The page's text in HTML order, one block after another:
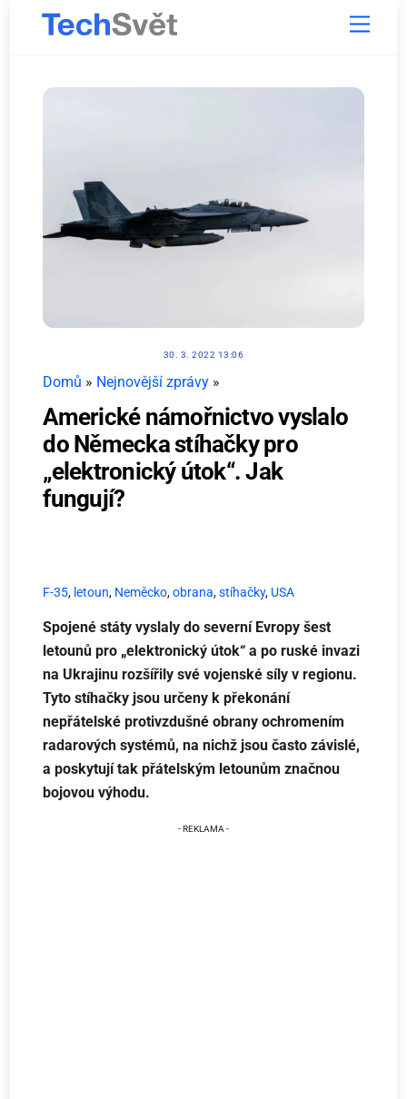
Menu
30. 3. 2022 13:06
Domů » Nejnovější zprávy »
Americké námořnictvo vyslalo
do Německa stíhačky pro
„elektronický útok“. Jak
fungují?
F-35, letoun, Neměcko,obrana,stíhačky, USA
Spojené státy vyslaly do severní Evropy šest
letounů pro „elektronický útok“ a po ruské invazi
na Ukrajinu rozšířily své vojenské síly v regionu.
Tyto stíhačky jsou určeny k překonání
nepřátelské protivzdušné obrany ochromením
radarových systémů, na nichž jsou často závislé,
a poskytují tak přátelským letounům značnou
bojovou výhodu.